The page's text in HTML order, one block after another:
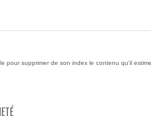
supprimer de son index le contenu qu'il